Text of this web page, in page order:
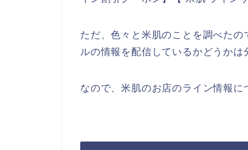
ただ、色々と米肌のことを調べた
ルの情報を配信しているかどうかは
なので、米肌のお店のライン情報